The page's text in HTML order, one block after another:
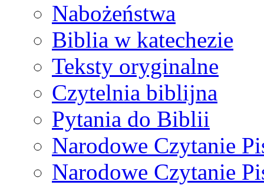
Nabożeństwa
Biblia w katechezie
Teksty oryginalne
Czytelnia biblijna
Pytania do Biblii
Narodowe Czytanie
Narodowe Czytanie